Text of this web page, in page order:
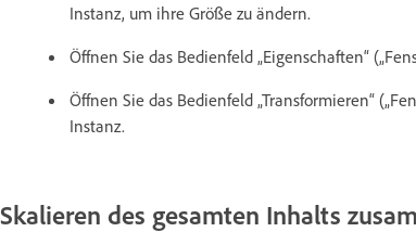
Instanz, um ihre Größe zu ändern.
Öffnen Sie das Bedienfeld „Eigenschaften“
Öffnen Sie das Bedienfeld „Transformieren“
Instanz.
Skalieren des gesamten Inhalts